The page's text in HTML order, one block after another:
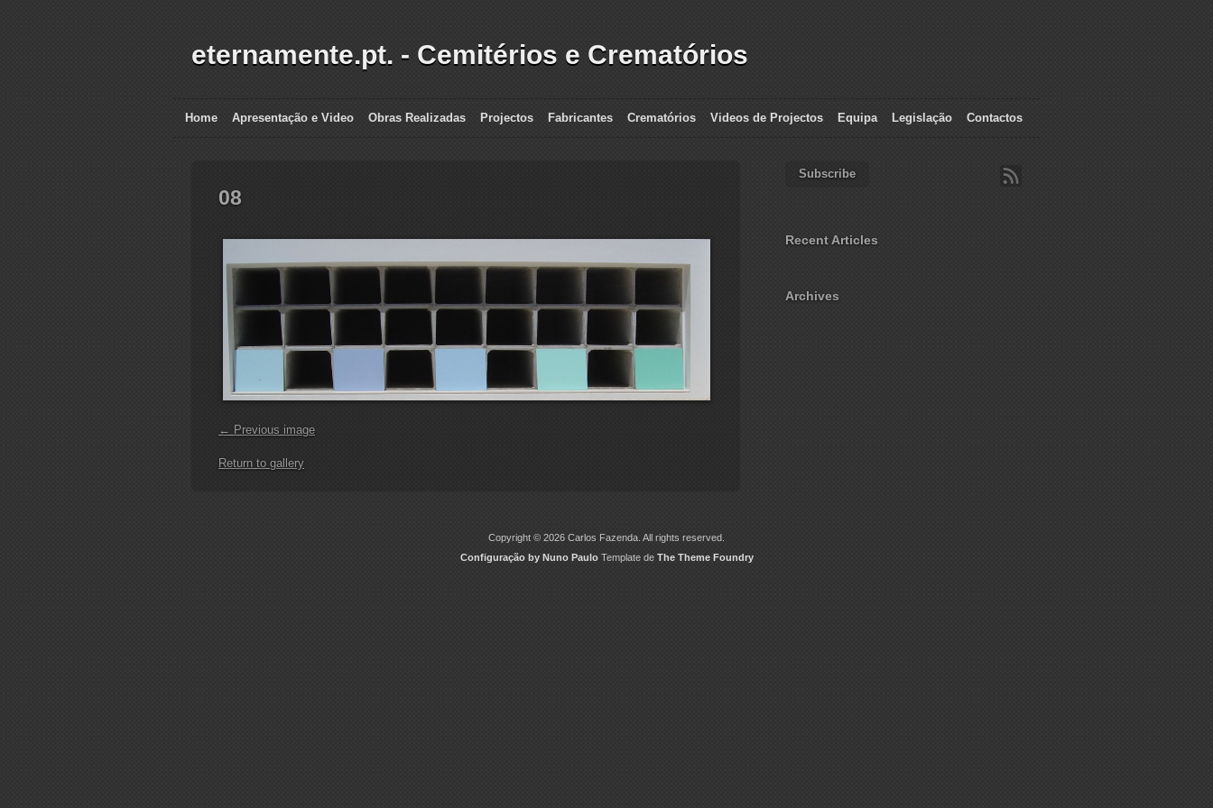
eternamente.pt. - Cemitérios e Crematórios
Home Apresentação e Video Obras Realizadas Projectos Fabricantes Crematórios Videos de Projectos Equipa Legislação Contactos
08
← Previous image
Return to gallery
Subscribe
Recent Articles
Archives
Copyright © 2026 Carlos Fazenda. All rights reserved.
Configuração by Nuno PauloTemplate de The Theme Foundry